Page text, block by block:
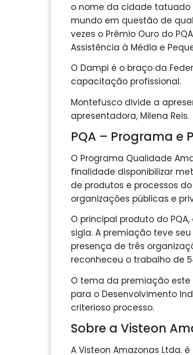
o nome da cidade tatuado
mundo em questão de
vezes o Prêmio Ouro do
Assistência à Média e
O Dampi é o braço da
capacitação profissional.
Montefusco divide a
apresentadora, Milena Reis.
PQA – Programa e
O Programa Qualidade
finalidade disponibilizar
de produtos e processos
organizações públicas e
O principal produto do
sigla. A premiação teve
presença de três
reconheceu o trabalho de
O tema da premiação
para o Desenvolvimento
criterioso processo.
Sobre a Visteon
A Visteon Amazonas Ltda.